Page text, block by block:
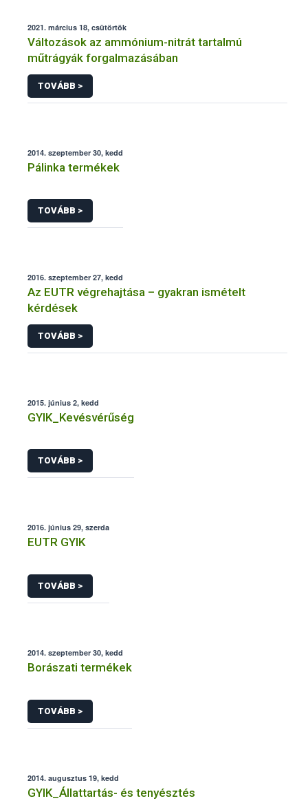
2021. március 18, csütörtök
Változások az ammónium-nitrát tartalmú
műtrágyák forgalmazásában
TOVÁBB >
2014. szeptember 30, kedd
Pálinka termékek
TOVÁBB >
2016. szeptember 27, kedd
Az EUTR végrehajtása – gyakran ismételt
kérdések
TOVÁBB >
2015. június 2, kedd
GYIK_Kevésvérűség
TOVÁBB >
2016. június 29, szerda
EUTR GYIK
TOVÁBB >
2014. szeptember 30, kedd
Borászati termékek
TOVÁBB >
2014. augusztus 19, kedd
GYIK_Állattartás- és tenyésztés